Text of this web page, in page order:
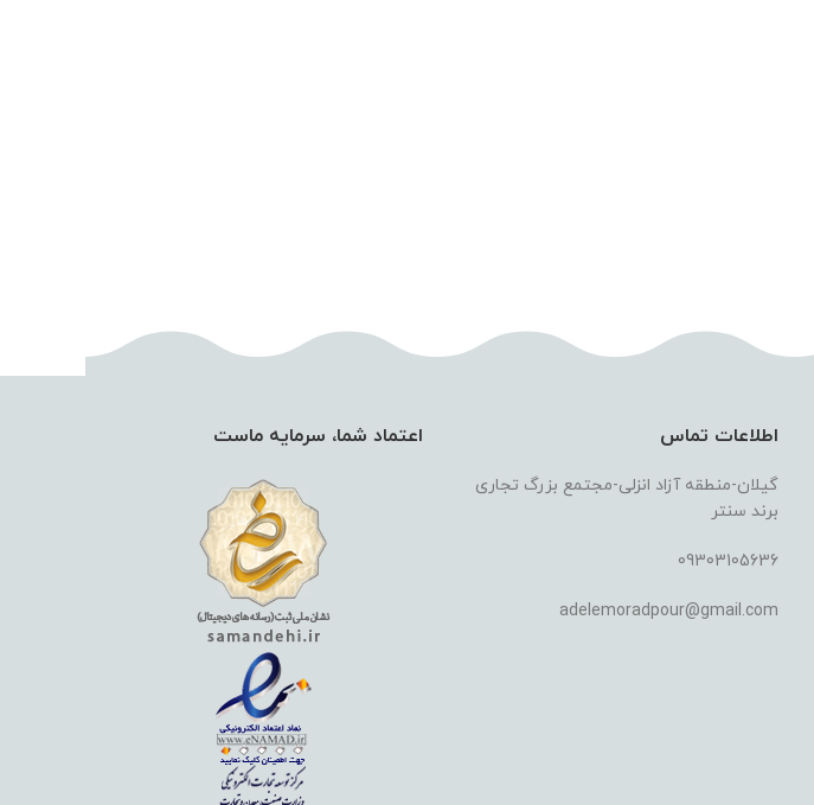
اطلاعات تماس
گیلان-منطقه آزاد انزلی-مجتمع بزرگ تجاری
برند سنتر
09303105636
adelemoradpour@gmail.com
اعتماد شما، سرمایه ماست